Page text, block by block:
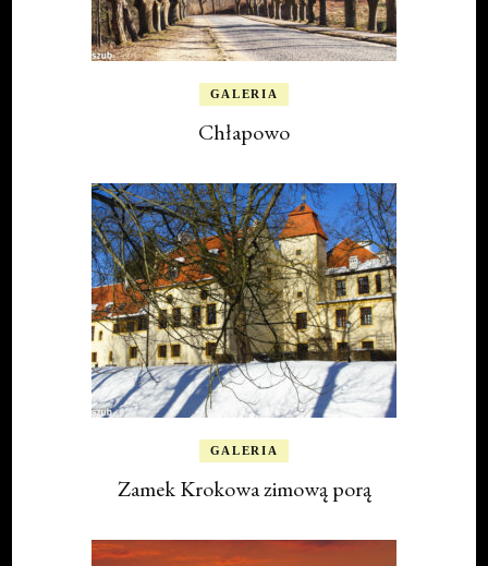
GALERIA
Chłapowo
GALERIA
Zamek Krokowa zimową porą